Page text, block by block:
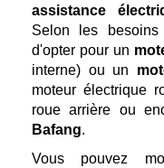
assistance
Selon les
d'opter pour un
interne) ou un
moteur électrique
roue arrière ou
Bafang.
Vous pouvez